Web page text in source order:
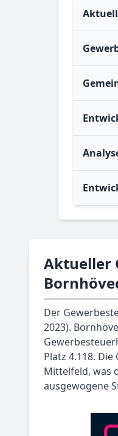
Aktueller
Der
2023).
Platz 4.118.
Mittelfeld, was
ausgewogene